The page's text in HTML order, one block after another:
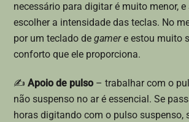
necessário para digitar é muito menor,
escolher a intensidade das teclas. No
por um teclado degamere estou muito
conforto que ele proporciona.
✍ Apoio de pulso – trabalhar com o
não suspenso no ar é essencial. Se
horas digitando com o pulso suspenso,